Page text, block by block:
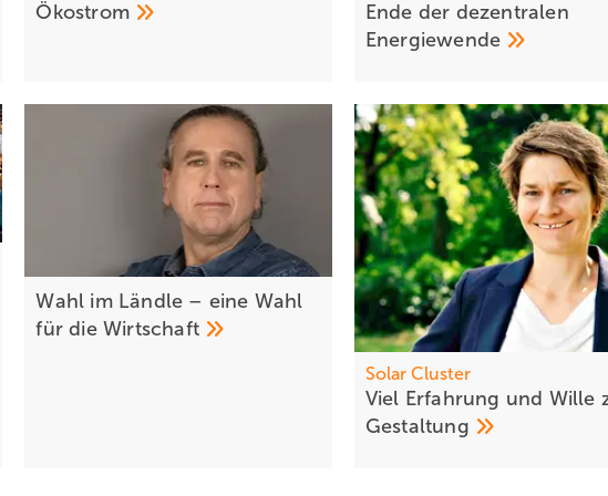
Ökostrom
Ende der dezentralen
Energiewende
Wahl im Ländle – eine Wahl
für dieWirtschaft
Solar Cl uster
Viel Erfa hrung und Wille
Gestaltung